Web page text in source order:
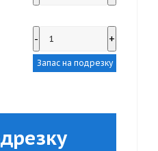
- +
Запас на подрезку